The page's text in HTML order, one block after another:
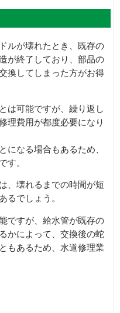
ルが壊れたとき、既存の
が終了しており、部品の
換してしまった方がお得
は可能ですが、繰り返し
理費用が都度必要になり
になる場合もあるため、
す。
、壊れるまでの時間が短
るでしょう。
ですが、給水管が既存の
かによって、交換後の蛇
もあるため、水道修理業